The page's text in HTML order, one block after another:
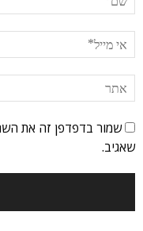
שמור בדפדפן זה את
שאגיב.